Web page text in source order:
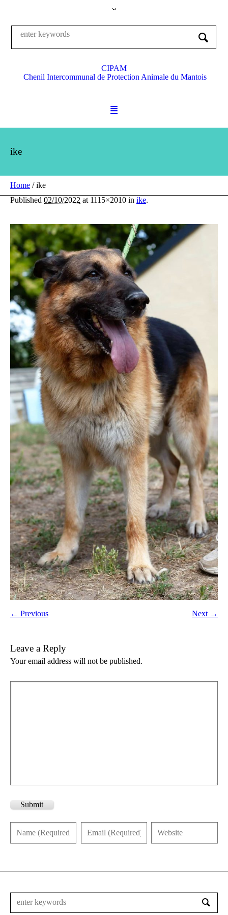
CIPAM
Chenil Intercommunal de Protection Animale du Mantois
ike
Home /ike
Published 02/10/2022 at 1115×2010 in ike.
← Previous Next →
Leave a Reply
Your email address will not be published.
Submit